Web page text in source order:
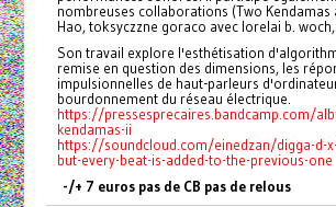
nombreuses collaborations (Two Kendamas
Hao, toksyczzne goraco avec lorelai b.
Son travail explore l'esthétisation
remise en question des dimensions, les
impulsionnelles de haut-parleurs
bourdonnement du réseau électrique.
https://pressesprecaires.bandcamp.com/
kendamas-ii
https://soundcloud.com/einedzan/digga-d-
but-every-beat-is-added-to-the-previous-one
-/+ 7 euros pas de CB pas de relous